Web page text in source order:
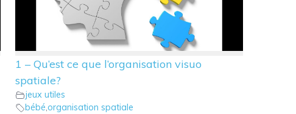
1 – Qu’est ce que l’organisation visuo
spatiale?
jeux utiles
bébé,organisation spatiale